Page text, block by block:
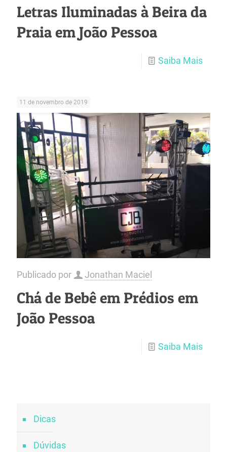
Letras Iluminadas à Beira da
Praia em João Pessoa
Saiba Mais
11 de novembro de 2019
Publicado por Jonathan Maciel
Chá de Bebê em Prédios em
João Pessoa
Saiba Mais
Dicas
Dúvidas